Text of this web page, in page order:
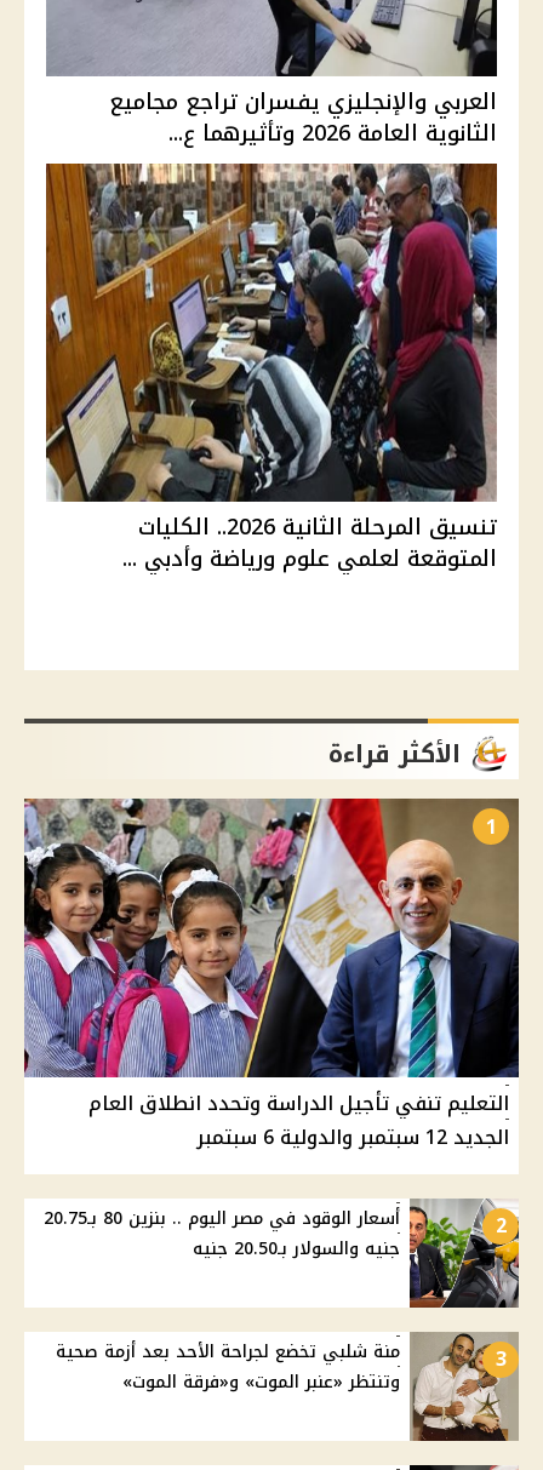
العربي والإنجليزي يفسران تراجع مجاميع
الثانوية العامة 2026 وتأثيرهما ع...
تنسيق المرحلة الثانية 2026.. الكليات
المتوقعة لعلمي علوم ورياضة وأدبي ...
الأكثر قراءة
1
التعليم تنفي تأجيل الدراسة وتحدد انطلاق العام
الجديد 12 سبتمبر والدولية 6 سبتمبر
2
أسعار الوقود في مصر اليوم .. بنزين 80 بـ20.75
جنيه والسولار بـ20.50 جنيه
3
منة شلبي تخضع لجراحة الأحد بعد أزمة صحية
وتنتظر «عنبر الموت» و«فرقة الموت»